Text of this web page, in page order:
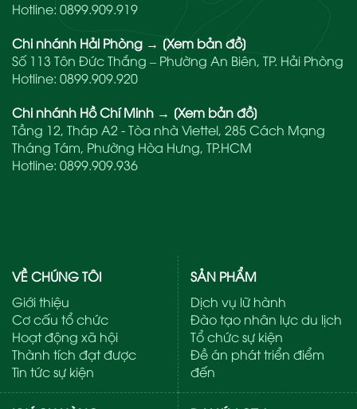
Hotline: 0899.909.919
Chi nhánh Hải Phòng → [Xem bản đồ]
Số 113 Tôn Đức Thắng – Phường An Biên, TP. Hải Phòng
Hotline: 0899.909.920
Chi nhánh Hồ Chí Minh → [Xem bản đồ]
Tầng 12, Tháp A2 - Tòa nhà Viettel, 285 Cách Mạng
Tháng Tám, Phường Hòa Hưng, TP.HCM
Hotline: 0899.909.936
VỀ CHÚNG TÔI
Giới thiệu
Cơ cấu tổ chức
Hoạt động xã hội
Thành tích đạt được
Tin tức sự kiện
SẢN PHẨM
Dịch vụ lữ hành
Đào tạo nhân lực du lịch
Tổ chức sự kiện
Đề án phát triển điểm
đến